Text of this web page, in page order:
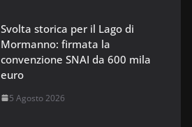
Svolta storica per il Lago di
Mormanno: firmata la
convenzione SNAI da 600 mila
euro
5 Agosto 2026